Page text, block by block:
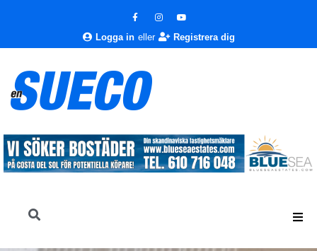
Logga in eller Registrera dig